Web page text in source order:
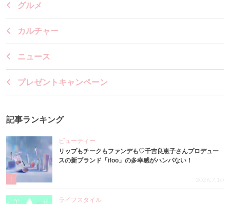
グルメ
カルチャー
ニュース
プレゼントキャンペーン
記事ランキング
ビューティー
リップもチークもファンデも♡千吉良恵子さんプロデュー
スの新ブランド「ifoo」の多幸感がハンパない！
2026.7.10
ライフスタイル